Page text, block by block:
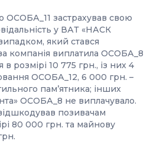
ОСОБА_11 застрахував свою
у ВАТ «НАСК
який стався
компанія виплатила ОСОБА_8
розмірі 10 775 грн., із них 4
ОСОБА_12, 6 000 грн. –
пам’ятника; інших
ОСОБА_8 не виплачувало.
позивачам
80 000 грн. та майнову